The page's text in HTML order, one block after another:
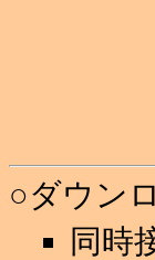
○ダウン
同時